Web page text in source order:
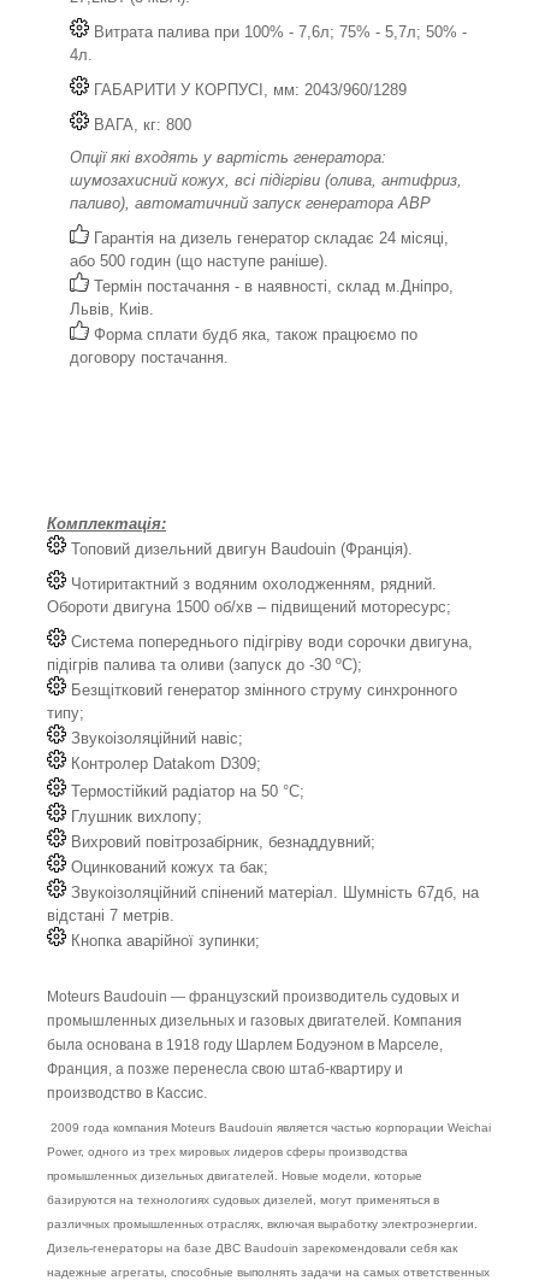
Витрата палива при 100% - 7,6л; 75% - 5,7л; 50% -
4л.
ГАБАРИТИ У КОРПУСІ, мм: 2043/960/1289
ВАГА, кг: 800
Опції які входять у вартість генератора:
шумозахисний кожух, всі підігріви (олива, антифриз,
паливо), автоматичний запуск генератора АВР
Гарантія на дизель генератор складає 24 місяці,
або 500 годин (що наступе раніше).
Термін постачання - в наявності, склад м.Дніпро,
Львів, Киів.
Форма сплати будб яка, також працюємо по
договору постачання.
Комплектація:
Топовий дизельний двигун Baudouin (Франція).
Чотиритактний з водяним охолодженням, рядний.
Обороти двигуна 1500 об/хв – підвищений моторесурс;
Система попереднього підігріву води сорочки двигуна,
підігрів палива та оливи (запуск до -30 ºС);
Безщітковий генератор змінного струму синхронного
типу;
Звукоізоляційний навіс;
Контролер Datakom D309;
Термостійкий радіатор на 50 °C;
Глушник вихлопу;
Вихровий повітрозабірник, безнаддувний;
Оцинкований кожух та бак;
Звукоізоляційний спінений матеріал. Шумність 67дб, на
відстані 7 метрів.
Кнопка аварійної зупинки;
Moteurs Baudouin — французский производитель судовых и
промышленных дизельных и газовых двигателей. Компания
была основана в 1918 году Шарлем Бодуэном в Марселе,
Франция, а позже перенесла свою штаб-квартиру и
производство в Кассис.
2009 года компания Moteurs Baudouin является частью корпорации Weichai
Power, одного из трех мировых лидеров сферы производства
промышленных дизельных двигателей. Новые модели, которые
базируются на технологиях судовых дизелей, могут применяться в
различных промышленных отраслях, включая выработку электроэнергии.
Дизель-генераторы на базе ДВС Baudouin зарекомендовали себя как
надежные агрегаты, способные выполнять задачи на самых ответственных